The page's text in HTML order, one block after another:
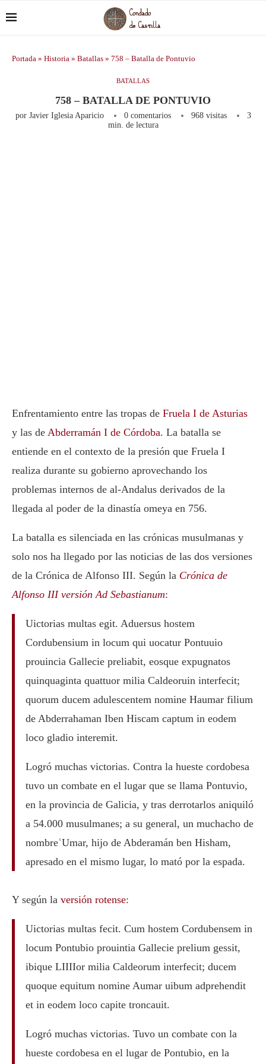
Portada » Historia » Batallas » 758 – Batalla de Pontuvio
BATALLAS
758 – BATALLA DE PONTUVIO
por Javier Iglesia Aparicio 0 comentarios 968visitas
3
min. de lectura
Enfrentamiento entre las tropas de Fruela I de Asturias
y las de Abderramán I de Córdoba. La batalla se
entiende en el contexto de la presión que Fruela I
realiza durante su gobierno aprovechando los
problemas internos de al-Andalus derivados de la
llegada al poder de la dinastía omeya en 756.
La batalla es silenciada en las crónicas musulmanas y
solo nos ha llegado por las noticias de las dos versiones
de la Crónica de Alfonso III. Según la Crónica de
Alfonso III versión Ad Sebastianum:
Uictorias multas egit. Aduersus hostem
Cordubensium in locum qui uocatur Pontuuio
prouincia Gallecie preliabit, eosque expugnatos
quinquaginta quattuor milia Caldeoruin interfecit;
quorum ducem adulescentem nomine Haumar filium
de Abderrahaman Iben Hiscam captum in eodem
loco gladio interemit.
Logró muchas victorias. Contra la hueste cordobesa
tuvo un combate en el lugar que se llama Pontuvio,
en la provincia de Galicia, y tras derrotarlos aniquiló
a 54.000 musulmanes; a su general, un muchacho de
nombreʿUmar, hijo de Abderamán ben Hisham,
apresado en el mismo lugar, lo mató por la espada.
Y según la versión rotense:
Uictorias multas fecit. Cum hostem Cordubensem in
locum Pontubio prouintia Gallecie prelium gessit,
ibique LIIIIor milia Caldeorum interfecit; ducem
quoque equitum nomine Aumar uibum adprehendit
et in eodem loco capite troncauit.
Logró muchas victorias. Tuvo un combate con la
hueste cordobesa en el lugar de Pontubio, en la